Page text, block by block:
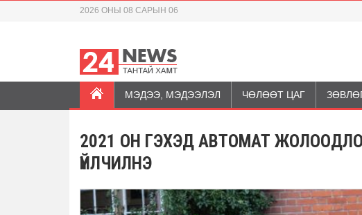
2026 ОНЫ 08 САРЫН 06
МЭДЭЭ, МЭДЭЭЛЭЛ ЧӨЛӨӨТ ЦАГ
2021 ОН ГЭХЭД АВТОМАТ
ҮЙЛЧИЛНЭ